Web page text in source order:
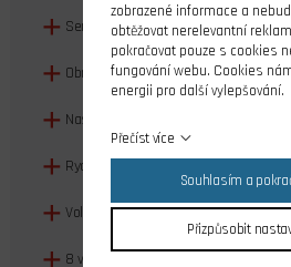
Servo monitor
Obracení smyslu výchylek
Nastavování velikosti (koncových
Rychlost serv
Volné přiřazení funkcí a ovladačů pro
8 volně programovatelných mixů s
zobrazené informace a
obtěžovat nerelevantní
pokračovat pouze s cookies
fungování webu. Cookies
energii pro další vylepšování.
Přečíst více
Souhlasím a
Přizpůsobit